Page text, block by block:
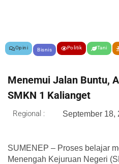
Opini Bisnis Politik Tani
Menemui Jalan Buntu,
SMKN 1 Kalianget
Regional : September 18,
SUMENEP – Proses belajar
Menengah Kejuruan Negeri